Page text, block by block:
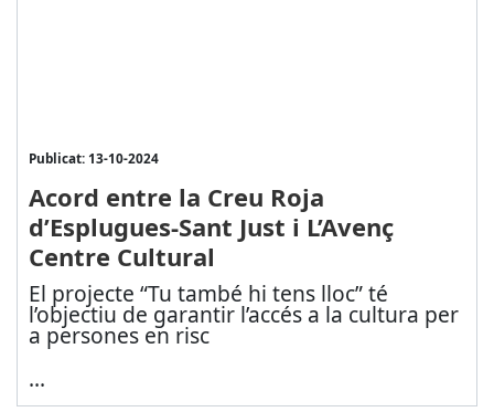
Publicat: 13-10-2024
Acord entre la Creu Roja
d’Esplugues-Sant Just i L’Avenç
Centre Cultural
El projecte “Tu també hi tens lloc” té
l’objectiu de garantir l’accés a la cultura per
a persones en risc
...